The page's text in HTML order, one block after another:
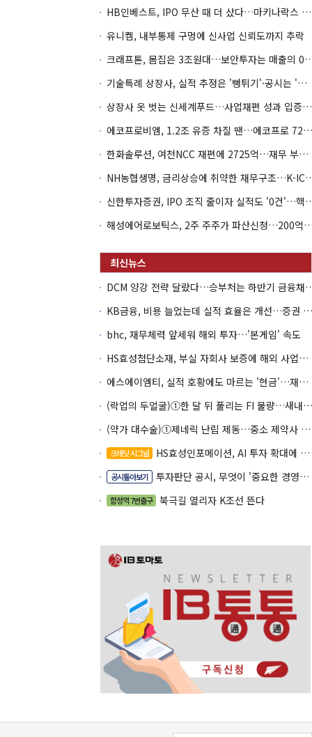
HB인베스트, IPO 무산 때 더 샀다…마키나락스 투자 2.7배 회수
유니켐, 내부통제 구멍에 신사업 신뢰도까지 추락
크래프톤, 몸집은 3조원대…
기술특례 상장사, 실적 추정은 '뻥튀기'·공시는 '누락'
상장사 옷 벗는 신세계푸드…사업재편 성과 입증할까
에코프로비엠, 1.2조 유증 차질 땐…에코프로 7270억 '독박'
한화솔루션, 여천NCC 재편에 2725억…재무 부담 커지나
NH농협생명, 금리상승에 취
신한투자증권, IPO 조직 줄
해성에어로보틱스, 2주 주주가 파산
DCM 양강 전략 달랐다
KB금융, 비용 늘었는데 실적 효율은 개선…증권 호황 효과
bhc, 재무체력 앞세워 해외 투자…'본게임' 속도
HS효성첨단소재, 부실 자회사 보증에 해외 사업까지…부담 '가중'
에스에이엠티, 실적 호황에도 마르는 '현금'…재고·달러빚 부담 확대
(락업의 두얼굴)①한 달 뒤 풀리는 FI 물량…새내기주 오버행 경계
(약가 대수술)①제네릭 난립 제동…중소 제약사 수익성 비상
크레딧 시그널 HS효성인포메이션, AI 투자 확대에 실적 체력 강화
공시톺아보기 투자판단 공시, 무엇이 '중요한 경영사항'일까
합정역 7번출구 북극길 열리자 K조선 뜬다